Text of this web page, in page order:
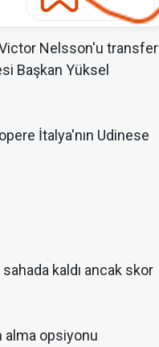
Victor Nelsson'u transfer
Başkan Yüksel
İtalya'nın Udinese
kaldı ancak skor
alma opsiyonu